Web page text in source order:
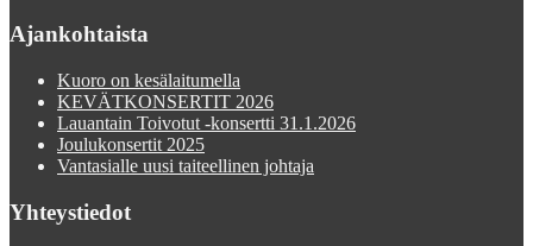
Ajankohtaista
Kuoro on kesälaitumella
KEVÄTKONSERTIT 2026
Lauantain Toivotut -konsertti 31.1.2026
Joulukonsertit 2025
Vantasialle uusi taiteellinen johtaja
Yhteystiedot